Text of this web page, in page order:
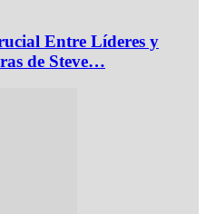
Entre Líderes y
de Steve…